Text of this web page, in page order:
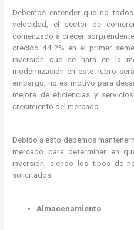
Debemos entender que no
velocidad; el sector de
comenzado a crecer
crecido 44.2% en el primer
inversión que se hará en la
modernización en este rubro
embargo, no es motivo para
mejora de eficiencias y
crecimiento del mercado.
Debido a esto debemos
mercado para determinar en
inversión, siendo los tipos de
solicitados:
Almacenamiento